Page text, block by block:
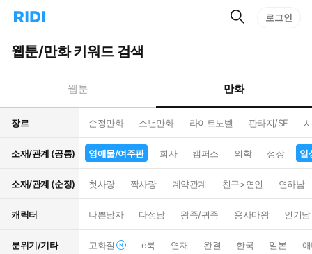
리
홈
으
턴
트
검
로그인
웹툰/만화 키워드 검색
웹툰 만화
장르 순정만화 소년만화 라이트노벨 판타지/SF
소재/관계 (공통) 영애물/여주판 회사 캠퍼스 의학 성장 일
소재/관계 (순정) 첫사랑 짝사랑 계약관계 친구>연인 연하남
캐릭터 나쁜남자 다정남 왕족/귀족 용사마왕 인기남
분위기/기타 고화질 e북 연재 완결 한국 일본